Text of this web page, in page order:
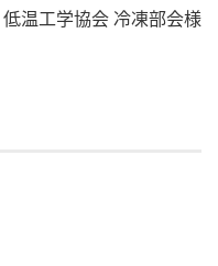
低温工学協会 冷凍部会様